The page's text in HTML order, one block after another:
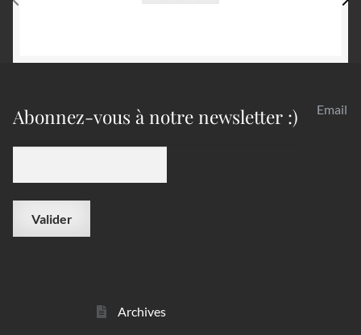
Abonnez-vous à notre newsletter :) Email
Archives